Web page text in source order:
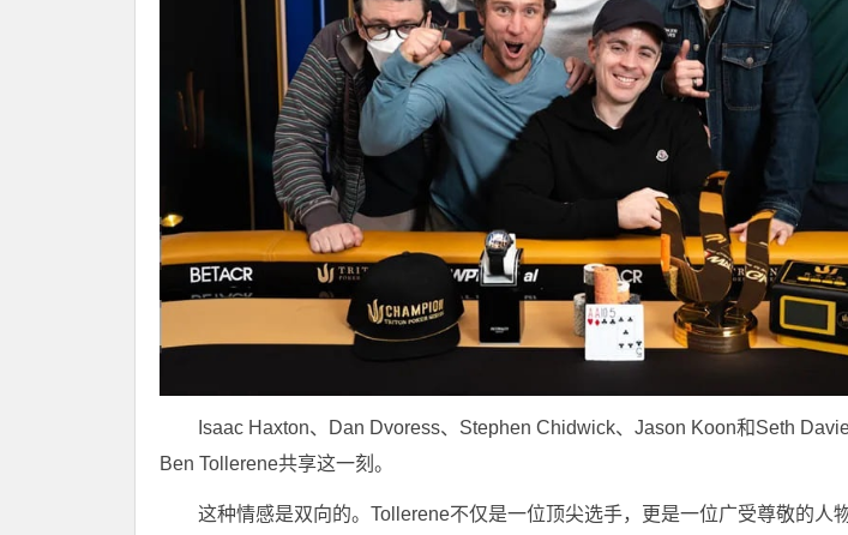
Isaac Haxton、Dan Dvoress、Stephen Chidwick、Jason Koon和Seth
Ben Tollerene共享这一刻。
这种情感是双向的。Tollerene不仅是一位顶尖选手，更是一位广受尊敬的人